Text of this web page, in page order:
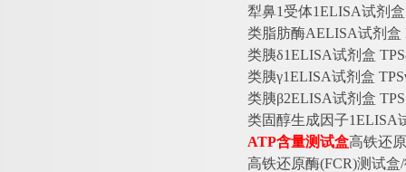
犁鼻1受体1ELISA试剂
类脂肪酶AELISA试剂盒
类胰δ1ELISA试剂盒
类胰γ1ELISA试剂盒
类胰β2ELISA试剂盒
类固醇生成因子1ELISA
ATP含量测试盒高铁还
高铁还原酶(FCR)测试盒